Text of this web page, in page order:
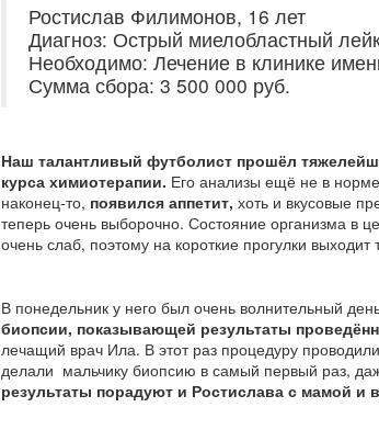
Ростислав Филимонов, 16 лет
Диагноз: Острый миелобластный
Необходимо: Лечение в клинике
Сумма сбора: 3 500 000 руб.
Наш талантливый футболист прошёл
курса химиотерапии. Его анализы ещё не в
наконец-то, появился аппетит, хоть и вкусовые
теперь очень выборочно. Состояние организма в
очень слаб, поэтому на короткие прогулки выходит
В понедельник у него был очень волнительный
биопсии, показывающей результаты
лечащий врач Ила. В этот раз процедуру
делали мальчику биопсию в самый первый раз,
результаты порадуют и Ростислава с мамой и